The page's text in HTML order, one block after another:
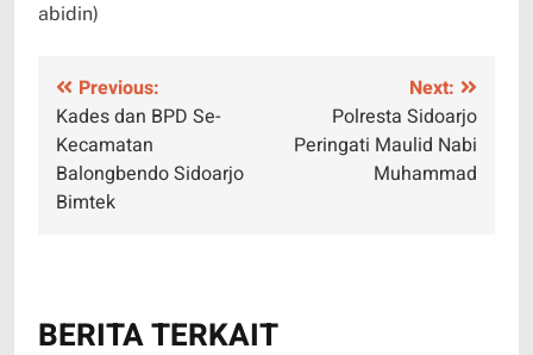
abidin)
Navigasi
pos
Previous:
Kades dan BPD Se-
Kecamatan
Balongbendo Sidoarjo
Bimtek
Next:
Polresta Sidoarjo
Peringati Maulid Nabi
Muhammad
BERITA TERKAIT